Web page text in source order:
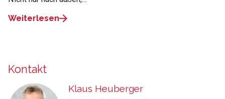
Weiterlesen
Kontakt
Klaus Heuberger